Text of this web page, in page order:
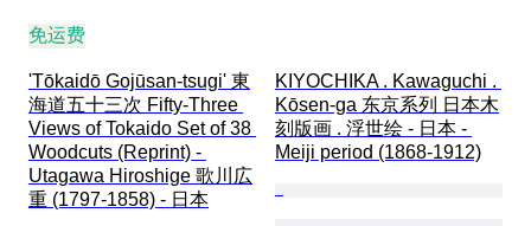
免运费
'Tōkaidō Gojūsan-tsugi' 東
海道五十三次 Fifty-Three
Views of Tokaido Set of 38
Woodcuts (Reprint) -
Utagawa Hiroshige 歌川広
重 (1797-1858) - 日本
KIYOCHIKA . Kawaguchi .
Kōsen-ga 东京系列 日本木
刻版画 . 浮世绘 - 日本 -
Meiji period (1868-1912)